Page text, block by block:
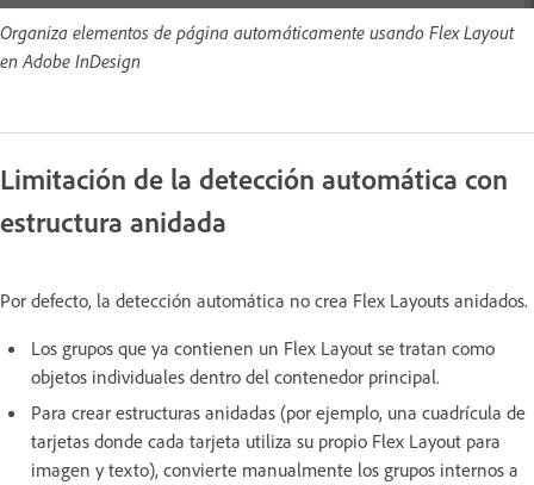
Organiza elementos de página automáticamente usando Flex Layout
en Adobe InDesign
Limitación de la detección automática con
estructura anidada
Por defecto, la detección automática no crea Flex Layouts anidados.
Los grupos que ya contienen un Flex Layout se tratan como
objetos individuales dentro del contenedor principal.
Para crear estructuras anidadas (por ejemplo, una cuadrícula de
tarjetas donde cada tarjeta utiliza su propio Flex Layout para
imagen y texto), convierte manualmente los grupos internos a